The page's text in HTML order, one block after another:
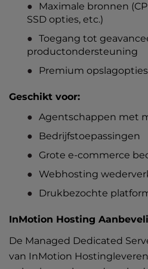
Maximale bronnen
SSD opties, etc.)
Toegang tot
productondersteuning
Premium opslagopties
Geschikt voor:
Agentschappen met
Bedrijfstoepassingen
Grote e-commerce
Webhosting
Drukbezochte
InMotion Hosting
De Managed Dedicated
van InMotion